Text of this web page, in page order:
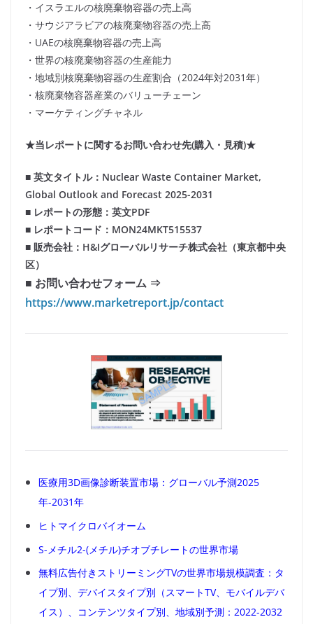
・イスラエルの核廃棄物容器の売上高
・サウジアラビアの核廃棄物容器の売上高
・UAEの核廃棄物容器の売上高
・世界の核廃棄物容器の生産能力
・地域別核廃棄物容器の生産割合（2024年対2031年）
・核廃棄物容器産業のバリューチェーン
・マーケティングチャネル
★当レポートに関するお問い合わせ先(購入・見積)★
■ 英文タイトル：Nuclear Waste Container Market,
Global Outlook and Forecast 2025-2031
■ レポートの形態：英文PDF
■ レポートコード：MON24MKT515537
■ 販売会社：H&Iグローバルリサーチ株式会社（東京都中央
区）
■ お問い合わせフォーム ⇒
https://www.marketreport.jp/contact
医療用3D画像診断装置市場：グローバル予測2025
年-2031年
ヒトマイクロバイオーム
S-メチル2-(メチル)チオブチレートの世界市場
無料広告付きストリーミングTVの世界市場規模調査：タ
イプ別、デバイスタイプ別（スマートTV、モバイルデバ
イス）、コンテンツタイプ別、地域別予測：2022-2032